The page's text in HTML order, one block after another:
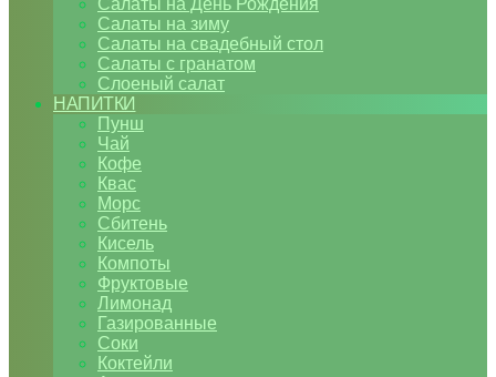
Салаты на День Рождения
Салаты на зиму
Салаты на свадебный стол
Салаты с гранатом
Слоеный салат
НАПИТКИ
Пунш
Чай
Кофе
Квас
Морс
Сбитень
Кисель
Компоты
Фруктовые
Лимонад
Газированные
Соки
Коктейли